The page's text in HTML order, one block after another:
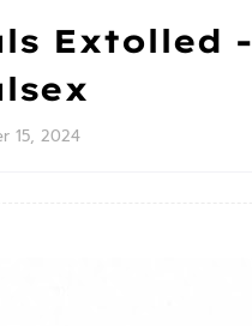
Extolled -
15, 2024